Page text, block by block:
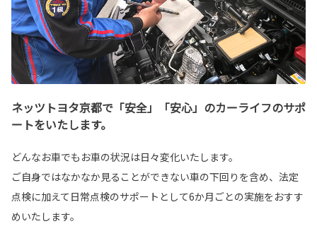
ネッツトヨタ京都で「安全」「安心」のカーライフのサポ
ートをいたします。
どんなお車でもお車の状況は日々変化いたします。
ご自身ではなかなか見ることができない車の下回りを含め、法定
点検に加えて日常点検のサポートとして6か月ごとの実施をおすす
めいたします。